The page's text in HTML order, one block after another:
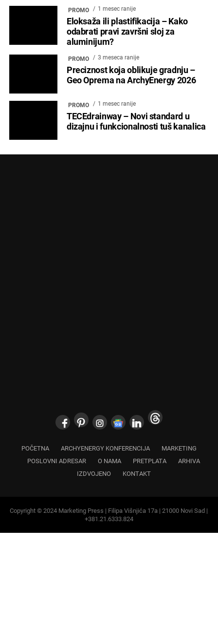
PROMO 1 mesec ranije
Eloksaža ili plastifikacija – Kako
odabrati pravi završni sloj za
aluminijum?
PROMO 3 meseca ranije
Preciznost koja oblikuje gradnju –
Geo Oprema na ArchyEnergy 2026
PROMO 1 mesec ranije
TECEdrainway – Novi standard u
dizajnu i funkcionalnosti tuš kanalica
POSLOVNI ADRESAR
O NAMA PRETPLATA
+381.21.6333.824